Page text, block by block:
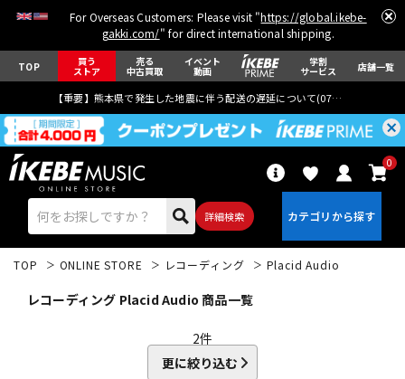
For Overseas Customers: Please visit "https://global.ikebe-
gakki.com/" for direct international shipping.
TOP 買う
ストア
売る
中古買取
イベント
動画
学割
サービス 店舗一覧
【重要】熊本県で発生した地震に伴う配送の遅延について(07月29日
詳細検索
0
TOP ONLINE STORE レコーディング Placid Audio
レコーディング Placid Audio 商品一覧
2件
更に絞り込む